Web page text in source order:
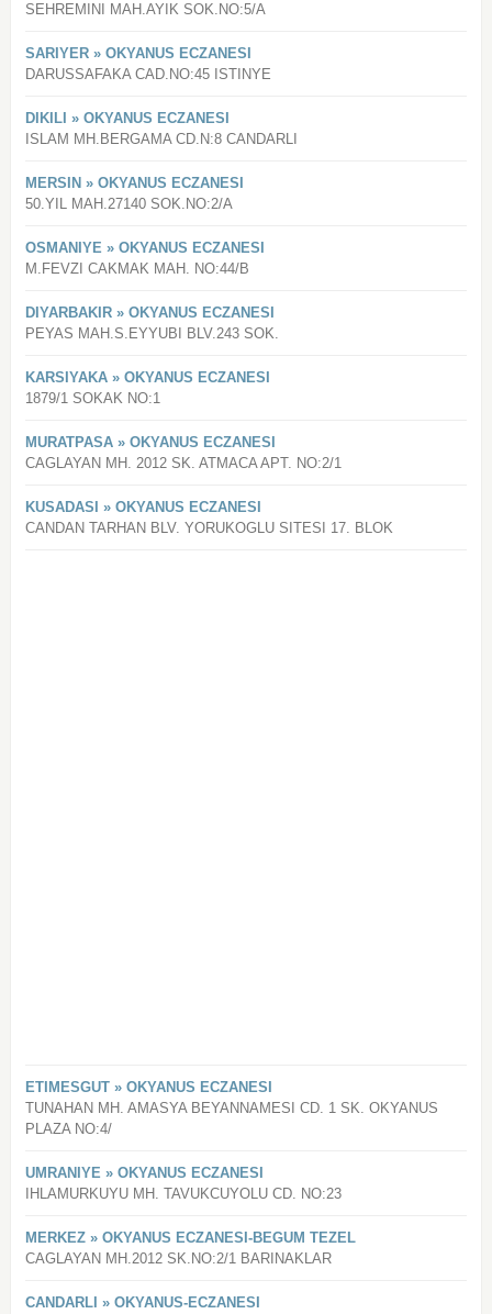
SEHREMINI MAH.AYIK SOK.NO:5/A
SARIYER » OKYANUS ECZANESI
DARUSSAFAKA CAD.NO:45 ISTINYE
DIKILI » OKYANUS ECZANESI
ISLAM MH.BERGAMA CD.N:8 CANDARLI
MERSIN » OKYANUS ECZANESI
50.YIL MAH.27140 SOK.NO:2/A
OSMANIYE » OKYANUS ECZANESI
M.FEVZI CAKMAK MAH. NO:44/B
DIYARBAKIR » OKYANUS ECZANESI
PEYAS MAH.S.EYYUBI BLV.243 SOK.
KARSIYAKA » OKYANUS ECZANESI
1879/1 SOKAK NO:1
MURATPASA » OKYANUS ECZANESI
CAGLAYAN MH. 2012 SK. ATMACA APT. NO:2/1
KUSADASI » OKYANUS ECZANESI
CANDAN TARHAN BLV. YORUKOGLU SITESI 17. BLOK
ETIMESGUT » OKYANUS ECZANESI
TUNAHAN MH. AMASYA BEYANNAMESI CD. 1 SK. OKYANUS
PLAZA NO:4/
UMRANIYE » OKYANUS ECZANESI
IHLAMURKUYU MH. TAVUKCUYOLU CD. NO:23
MERKEZ » OKYANUS ECZANESI-BEGUM TEZEL
CAGLAYAN MH.2012 SK.NO:2/1 BARINAKLAR
CANDARLI » OKYANUS-ECZANESI